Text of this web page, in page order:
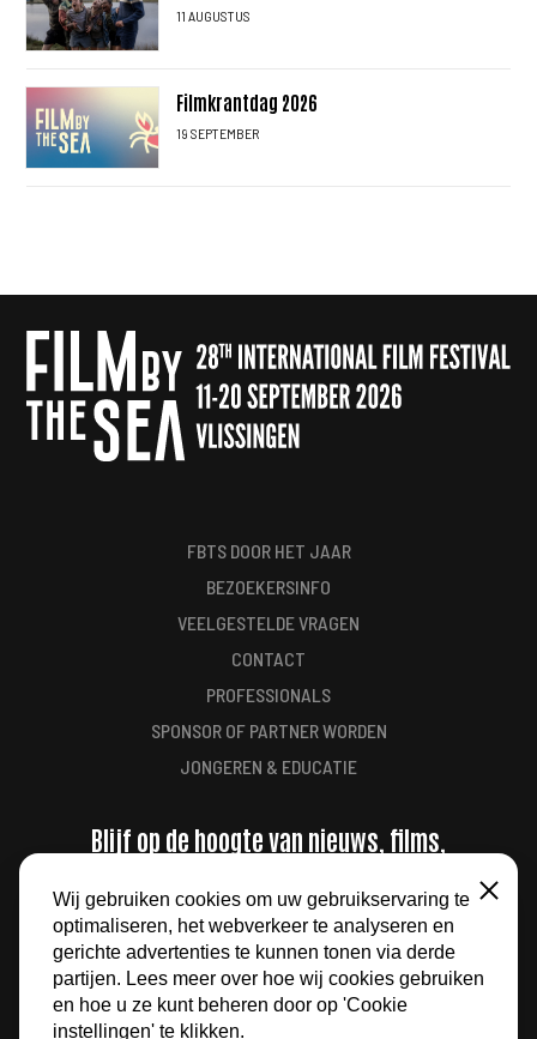
11 AUGUSTUS
Filmkrantdag 2026
19 SEPTEMBER
FBTS DOOR HET JAAR
BEZOEKERSINFO
VEELGESTELDE VRAGEN
CONTACT
PROFESSIONALS
SPONSOR OF PARTNER WORDEN
JONGEREN & EDUCATIE
Blijf op de hoogte van nieuws, films,
AANMELDEN
Wij gebruiken cookies om uw gebruikservaring te
optimaliseren, het webverkeer te analyseren en
gerichte advertenties te kunnen tonen via derde
partijen. Lees meer over hoe wij cookies gebruiken
en hoe u ze kunt beheren door op 'Cookie
instellingen' te klikken.
Sluiten